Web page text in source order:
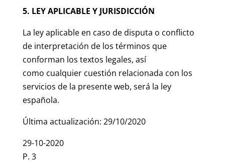
5. LEY APLICABLE Y JURISDICCIÓN
La ley aplicable en caso de disputa o conflicto
de interpretación de los términos que
conforman los textos legales, así
como cualquier cuestión relacionada con los
servicios de la presente web, será la ley
española.
Última actualización: 29/10/2020
29-10-2020
P. 3